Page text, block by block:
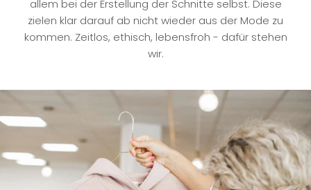
allem bei der Erstellung der Schnitte selbst. Diese
zielen klar darauf ab nicht wieder aus der Mode zu
kommen. Zeitlos, ethisch, lebensfroh - dafür stehen
wir.